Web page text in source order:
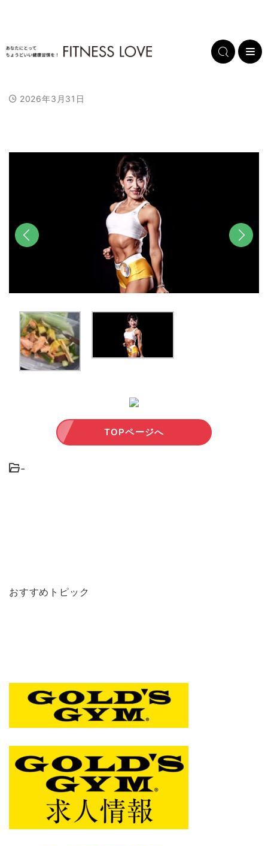
t
e
d
:
1
0
0
.
0
0
%
2026年3月31日
TOPページへ
-
おすすめトピック